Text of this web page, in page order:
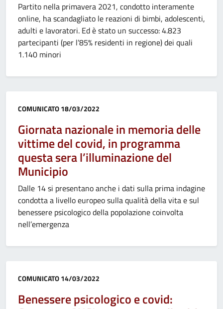
Partito nella primavera 2021, condotto interamente
online, ha scandagliato le reazioni di bimbi, adolescenti,
adulti e lavoratori. Ed è stato un successo: 4.823
partecipanti (per l’85% residenti in regione) dei quali
1.140 minori
Categoria:
COMUNICATO18/03/2022
Giornata nazionale in memoria delle
vittime del covid, in programma
questa sera l’illuminazione del
Municipio
Dalle 14 si presentano anche i dati sulla prima indagine
condotta a livello europeo sulla qualità della vita e sul
benessere psicologico della popolazione coinvolta
nell’emergenza
Categoria:
COMUNICATO14/03/2022
Benessere psicologico e covid: